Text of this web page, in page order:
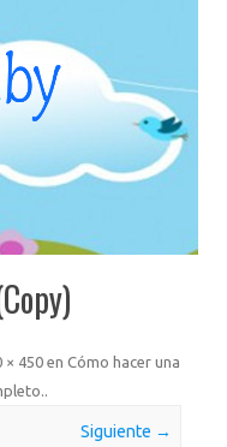
× 450 en Cómo hacer una
.
Siguiente →